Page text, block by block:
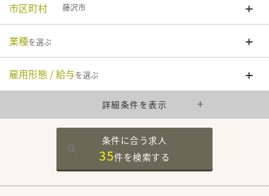
市区町村 藤沢市
業種を選ぶ
雇用形態 / 給与を選ぶ
詳細条件を表示
条件に合う求人
35件を検索する